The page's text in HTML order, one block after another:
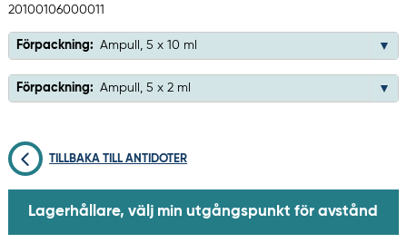
20100106000011
Förpackning: Ampull, 5 x 10 ml
Förpackning: Ampull, 5 x 2 ml
TILLBAKA TILL ANTIDOTER
Lagerhållare, välj min utgångspunkt för avstånd